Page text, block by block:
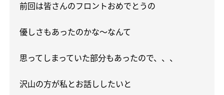
前回は皆さんのフロントおめでとうの
優しさもあったのかな〜なんて
思ってしまっていた部分もあったので、、、
沢山の方が私とお話ししたいと